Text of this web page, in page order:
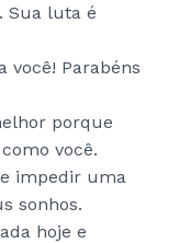
Sua luta é
você! Parabéns
porque
você.
impedir uma
sonhos.
hoje e